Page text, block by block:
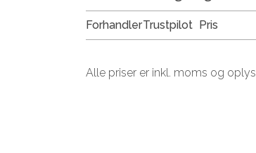
ForhandlerTrustpilot Pris
Alle priser er inkl. moms og